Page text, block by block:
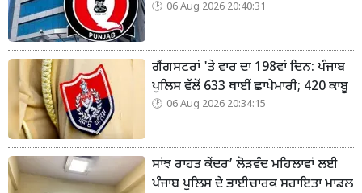
06 Aug 2026 20:40:31
ਗੈਂਗਸਟਰਾਂ 'ਤੇ ਵਾਰ ਦਾ 198ਵਾਂ ਦਿਨ: ਪੰਜਾਬ
ਪੁਲਿਸ ਵੱਲੋਂ 633 ਥਾਈਂ ਛਾਪੇਮਾਰੀ; 420 ਕਾਬੂ
06 Aug 2026 20:34:15
ਸਾਂਝ ਰਾਹਤ ਕੇਂਦਰ’ ਲੋੜਵੰਦ ਮਹਿਲਾਵਾਂ ਲਈ
ਪੰਜਾਬ ਪੁਲਿਸ ਦੇ ਭਾਈਚਾਰਕ ਸਹਾਇਤਾ ਮਾਡਲ